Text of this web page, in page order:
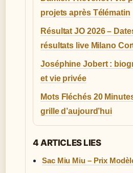
projets après Télématin
Résultat JO 2026 –
résultats live Milano
Joséphine Jobert :
et vie privée
Mots Fléchés 20
grille d’aujourd’hui
4 ARTICLES LIES
Sac Miu Miu – Prix